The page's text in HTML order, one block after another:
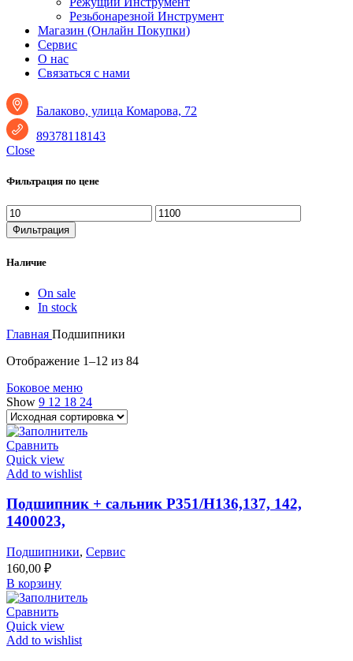
Резьбонарезной Инструмент
Магазин (Онлайн Покупки)
Сервис
О нас
Связаться с нами
Балаково, улица Комарова, 72
89378118143
Close
Фильтрация по цене
Минимальная
цена
Максимальная
цена
Фильтрация
Наличие
On sale
In stock
Главная Подшипники
Отображение 1–12 из 84
Боковое меню
Show 9 12 18 24
Сравнить
Quick view
Add to wishlist
Подшипник + сальник Р351/Н136,137, 142,
1400023,
Подшипники, Сервис
160,00 ₽
В корзину
Сравнить
Quick view
Add to wishlist